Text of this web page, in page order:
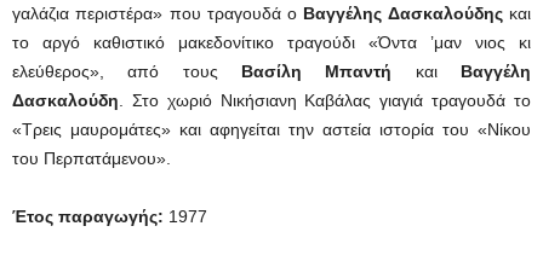
γαλάζια περιστέρα» που τραγουδά ο Βαγγέλης Δασκαλούδης και
το αργό καθιστικό μακεδονίτικο τραγούδι «Όντα ’μαν νιος κι
ελεύθερος», από τους Βασίλη Μπαντή και Βαγγέλη
Δασκαλούδη . Στο χωριό Νικήσιανη Καβάλας γιαγιά τραγουδά το
«Τρεις μαυρομάτες» και αφηγείται την αστεία ιστορία του «Νίκου
του Περπατάμενου».
Έτος παραγωγής: 1977